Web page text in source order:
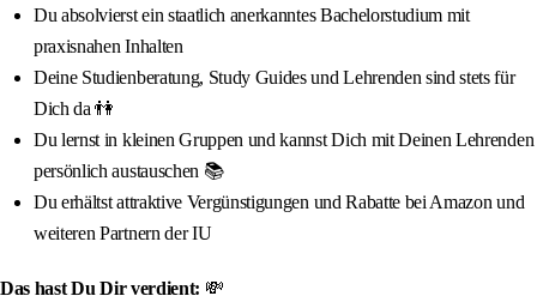
Du absolvierst ein staatlich anerkanntes Bachelorstudium mit
praxisnahen Inhalten
Deine Studienberatung, Study Guides und Lehrenden sind stets für
Dich da 👫
Du lernst in kleinen Gruppen und kannst Dich mit Deinen Lehrenden
persönlich austauschen 📚
Du erhältst attraktive Vergünstigungen und Rabatte bei Amazon und
weiteren Partnern der IU
Das hast Du Dir verdient: 💸